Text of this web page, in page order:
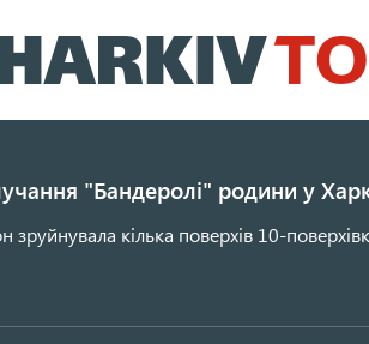
до
основного
"Бандеролі" родини у
зруйнувала кілька поверхів 10-